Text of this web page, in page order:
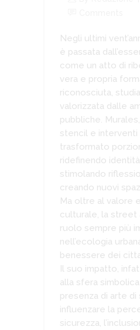
Negli ultimi
è passata
come un atto di
vera e propria
riconosciuta,
valorizzata dalle
pubbliche.
stencil e interventi
trasformato
ridefinendo
stimolando
creando nuovi
Ma oltre al valore
culturale, la street
ruolo sempre più
nell’ecologia
benessere dei
Il suo impatto,
alla sfera
presenza di arte di
influenzare la
sicurezza,